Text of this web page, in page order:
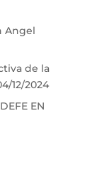
Angel
de la
12/2024
EN